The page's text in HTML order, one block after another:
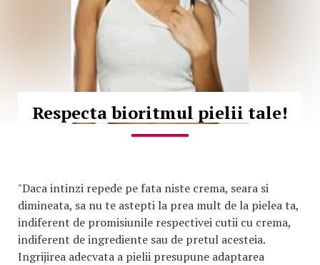
Respecta bioritmul pielii tale!
"Daca intinzi repede pe fata niste crema, seara si
dimineata, sa nu te astepti la prea mult de la pielea ta,
indiferent de promisiunile respectivei cutii cu crema,
indiferent de ingrediente sau de pretul acesteia.
Ingrijirea adecvata a pielii presupune adaptarea